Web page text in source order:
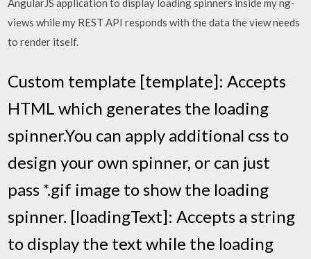
AngularJS application to display loading spinners inside my ng-
views while my REST API responds with the data the view needs
to render itself.
Custom template [template]: Accepts
HTML which generates the loading
spinner.You can apply additional css to
design your own spinner, or can just
pass *.gif image to show the loading
spinner. [loadingText]: Accepts a string
to display the text while the loading